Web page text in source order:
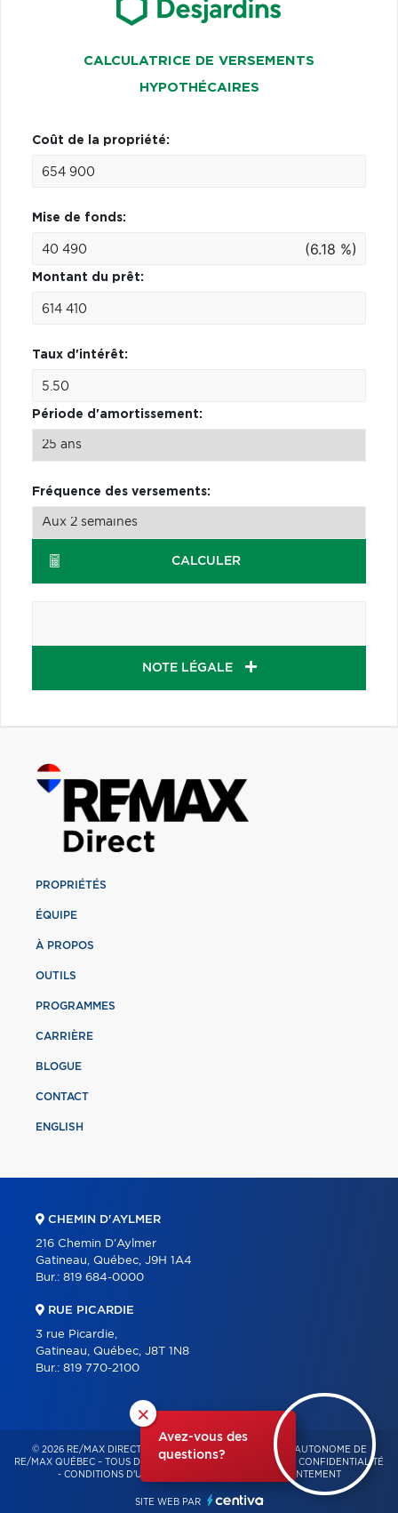
CALCULATRICE DE VERSEMENTS
HYPOTHÉCAIRES
Coût de la propriété:
Mise de fonds:
(6.18 %)
Montant du prêt:
Taux d'intérêt:
Période d'amortissement:
Fréquence des versements:
CALCULER
NOTE LÉGALE
×
Avez-vous des
questions?
PROPRIÉTÉS
ÉQUIPE
À PROPOS
OUTILS
PROGRAMMES
CARRIÈRE
BLOGUE
CONTACT
ENGLISH
CHEMIN D'AYLMER
216 Chemin D'Aylmer
Gatineau, Québec, J9H 1A4
Bur.: 819 684-0000
RUE PICARDIE
3 rue Picardie,
Gatineau, Québec, J8T 1N8
Bur.: 819 770-2100
© 2026 RE/MAX DIRECT – FRANCHISÉ INDÉPENDANT ET AUTONOME DE
RE/MAX QUÉBEC – TOUS DROITS RÉSERVÉS -
POLITIQUE DE CONFIDENTIALITÉ
- CONDITIONS D'UTILISATION GESTION DU CONSENTEMENT
SITE WEB PAR